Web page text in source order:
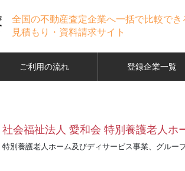
全国の不動産査定企業へ一括で比較でき
見積もり・資料請求サイト
ご利用の流れ 登録企業一覧
社会福祉法人 愛和会 特別養護老人ホ
特別養護老人ホーム及びディサービス事業、グルー